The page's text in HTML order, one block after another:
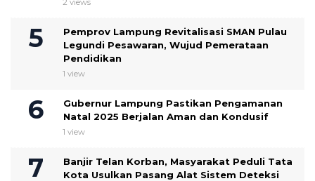
2 views
Pemprov Lampung Revitalisasi SMAN Pulau
Legundi Pesawaran, Wujud Pemerataan
Pendidikan
1 view
Gubernur Lampung Pastikan Pengamanan
Natal 2025 Berjalan Aman dan Kondusif
1 view
Banjir Telan Korban, Masyarakat Peduli Tata
Kota Usulkan Pasang Alat Sistem Deteksi